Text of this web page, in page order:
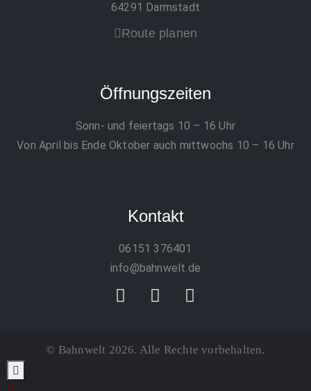
64291 Darmstadt
Route planen
Öffnungszeiten
Sonn- und feiertags 10 – 16 Uhr
Von April bis Ende Oktober auch mittwochs 10 – 16 Uhr
Kontakt
06151 376401
info@bahnwelt.de
© Bahnwelt 2026. Alle Rechte vorbehalten.